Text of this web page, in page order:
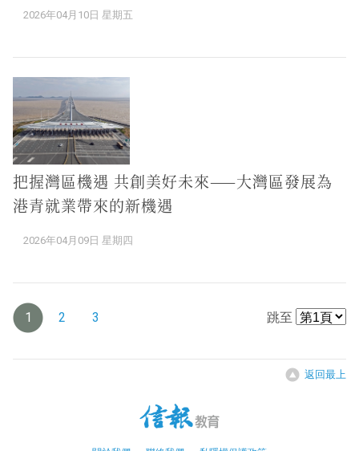
2026年04月10日 星期五
把握灣區機遇 共創美好未來——大灣區發展為
港青就業帶來的新機遇
2026年04月09日 星期四
1 2 3 跳至
返回最上